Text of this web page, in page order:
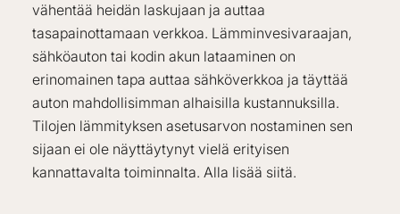
vähentää heidän laskujaan ja auttaa
tasapainottamaan verkkoa. Lämminvesivaraajan,
sähköauton tai kodin akun lataaminen on
erinomainen tapa auttaa sähköverkkoa ja täyttää
auton mahdollisimman alhaisilla kustannuksilla.
Tilojen lämmityksen asetusarvon nostaminen sen
sijaan ei ole näyttäytynyt vielä erityisen
kannattavalta toiminnalta. Alla lisää siitä.